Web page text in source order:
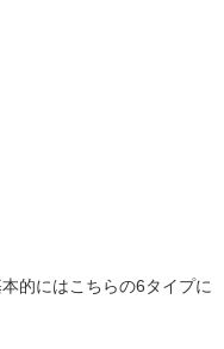
的にはこちらの6タイプに